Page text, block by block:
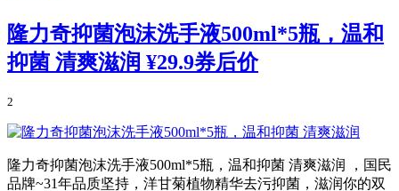
隆力奇抑菌泡沫洗手液500ml*5瓶，温和
抑菌 清爽滋润 ¥29.9券后价
2
隆力奇抑菌泡沫洗手液500ml*5瓶，温和抑菌 清爽滋润 ，国民
品牌~31年品质坚持，洋甘菊植物精华去污抑菌，滋润你的双